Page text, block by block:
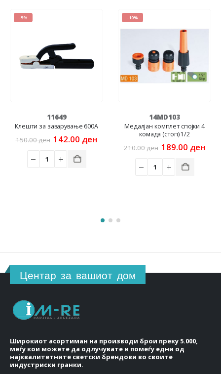
-5%
11649
Клешти за заварување 600A
150.00ден Original
was:
150.00 ден.
142.00 ден
142.00 ден.
-10%
14MD103
Медалјан комплет спојки 4
комада (стоп) 1/2
210.00ден Original
was:
210.00 ден.
189.00 ден
Центар за вашиот дом
Широкиот асортиман на производи брои преку 5.000,
меѓу кои можете да одлучувате и помеѓу едни од
најквалитетните светски брендови во своите
индустриски гранки.